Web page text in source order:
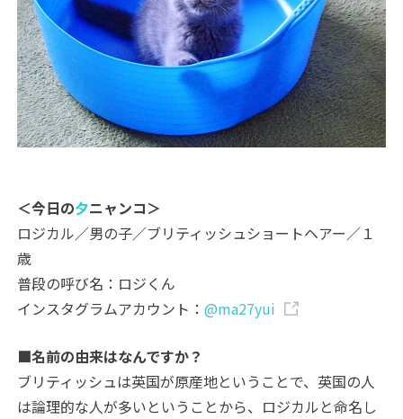
＜今日の夕ニャンコ＞
ロジカル／男の子／ブリティッシュショートヘアー／１
歳
普段の呼び名：ロジくん
インスタグラムアカウント：@ma27yui
■名前の由来はなんですか？
ブリティッシュは英国が原産地ということで、英国の人
は論理的な人が多いということから、ロジカルと命名し